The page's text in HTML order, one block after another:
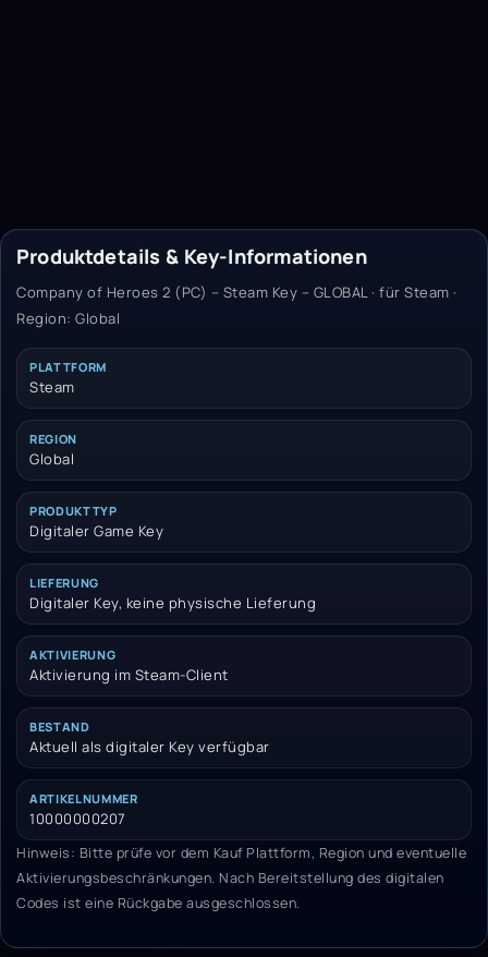
Produktdetails & Key-Informationen
Company of Heroes 2 (PC) – Steam Key – GLOBAL · für Steam ·
Region: Global
PLATTFORM
Steam
REGION
Global
PRODUKTTYP
Digitaler Game Key
LIEFERUNG
Digitaler Key, keine physische Lieferung
AKTIVIERUNG
Aktivierung im Steam-Client
BESTAND
Aktuell als digitaler Key verfügbar
ARTIKELNUMMER
10000000207
Hinweis: Bitte prüfe vor dem Kauf Plattform, Region und eventuelle
Aktivierungsbeschränkungen. Nach Bereitstellung des digitalen
Codes ist eine Rückgabe ausgeschlossen.